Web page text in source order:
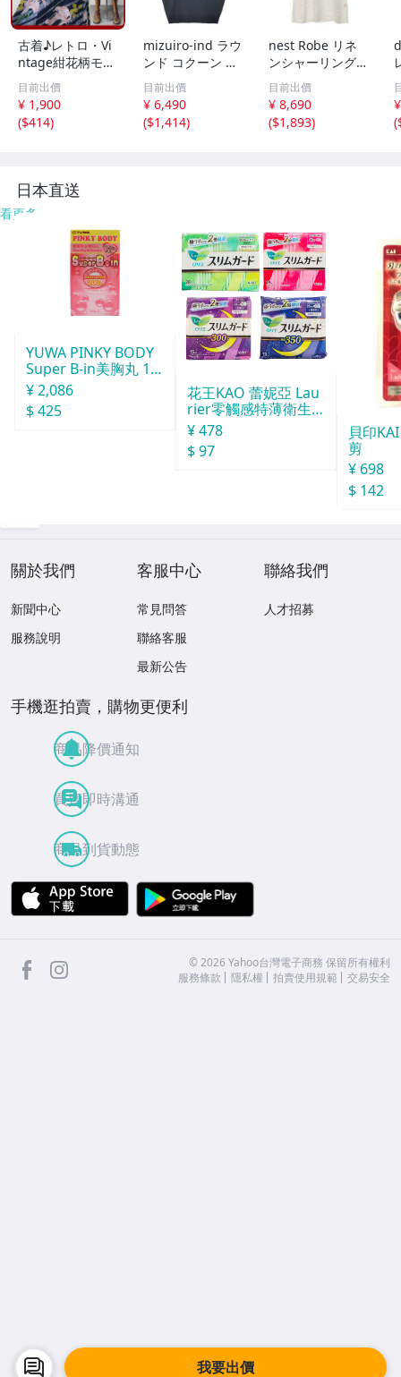
我要出價
古着♪レトロ・Vi
ntage紺花柄モッ
ズワンピ♪70s60s
70年代60年代ヴ
ィンテージ日本製
Japan昭和ロマン
り
目前出價
¥ 1,900
($414)
mizuiro-ind ラウ
ンド コクーン ノ
ースリーブ ワン
ピース ネイビー
ミズイロインド 6
-0723M 286215
目前出價
¥ 6,490
($1,414)
nest Robe リネ
ンシャーリングネ
ックワンピース 0
1171-1101-1 製
品染め ワンピー
ス オフホワイト
目前出價
¥ 8,690
($1,893)
(
日本直送
看更多
YUWA PINKY BODY
Super B-in美胸丸 15
0粒
¥ 2,086
$ 425
花王KAO 蕾妮亞 Lau
rier零觸感特薄衛生
棉 日用２８個入
¥ 478
$ 97
貝印
剪
¥ 698
$ 142
關於我們
新聞中心
服務說明
客服中心
常見問答
聯絡客服
最新公告
聯絡我們
人才招募
手機逛拍賣，購物更便利
商品降價通知
買賣即時溝通
商品到貨動態
APP Store
facebook ©2026 Yahoo台灣電子商務 保留所有權利
服務條款
隱私權 拍賣使用規範 交易安全